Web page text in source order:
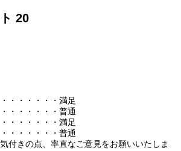
20
・・・・・・満足
・・・・・・普通
・・・・・・満足
・・・・・・普通
付きの点、率直なご意見をお願いいたしま